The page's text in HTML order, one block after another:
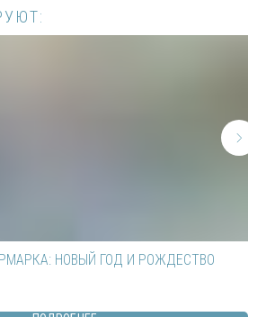
НОВЫЙ ГОД И РОЖДЕСТВО
+79253393233
Телеграм - канал
Телеграм